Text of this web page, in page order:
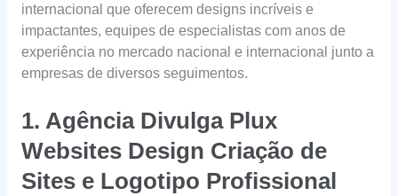
internacional que oferecem designs incríveis e
impactantes, equipes de especialistas com anos de
experiência no mercado nacional e internacional junto a
empresas de diversos seguimentos.
1. Agência Divulga Plux
Websites Design Criação de
Sites e Logotipo Profissional